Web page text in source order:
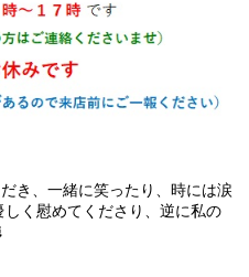
き、一緒に笑ったり、時には涙
く慰めてくださり、逆に私の